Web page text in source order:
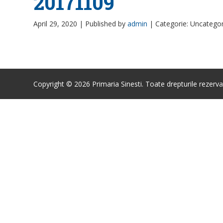
April 29, 2020 | Published by admin | Categorie:
Copyright © 2026 Primaria Sinesti. Toate drepturile